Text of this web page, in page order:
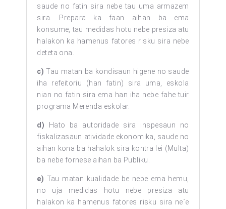
saude no fatin sira nebe tau uma armazem
sira. Prepara ka faan aihan ba ema
konsume, tau medidas hotu nebe presiza atu
halakon ka hamenus fatores risku sira nebe
deteta ona.
c) Tau matan ba kondisaun higene no saude
iha refeitoriu (han fatin) sira uma, eskola
nian no fatin sira ema han iha nebe fahe tuir
programa Merenda eskolar.
d)
Hato ba autoridade sira inspesaun no
fiskalizasaun atividade ekonomika, saude no
aihan kona ba hahalok sira kontra lei (Multa)
ba nebe fornese aihan ba Publiku.
e) Tau matan kualidade be nebe ema hemu,
no uja medidas hotu nebe presiza atu
halakon ka hamenus fatores risku sira ne`e